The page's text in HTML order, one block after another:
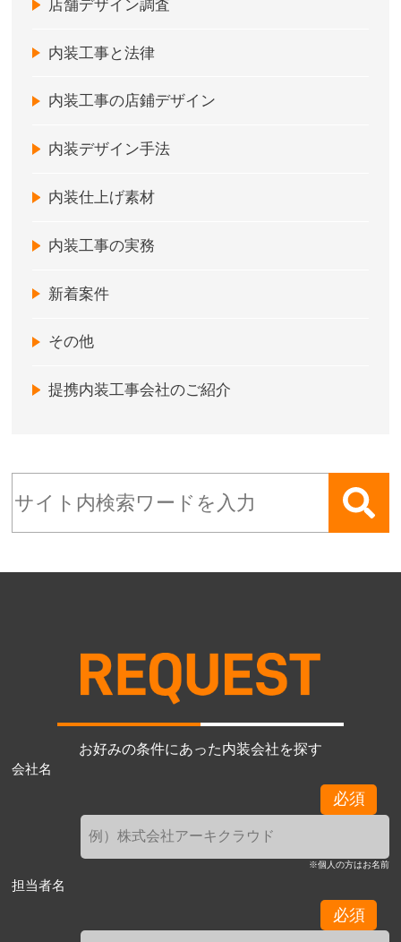
店舗デザイン調査
内装工事と法律
内装工事の店鋪デザイン
内装デザイン手法
内装仕上げ素材
内装工事の実務
新着案件
その他
提携内装工事会社のご紹介
お好みの条件にあった内装会社を探す
会社名
必須
※個人の方はお名前
担当者名
必須